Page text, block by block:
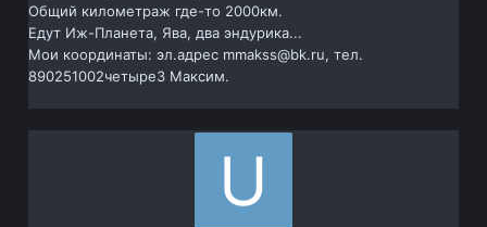
Общий километраж где-то 2000км.
Едут Иж-Планета, Ява, два эндурика...
Мои координаты: эл.адрес mmakss@bk.ru, тел.
890251002четыре3 Максим.